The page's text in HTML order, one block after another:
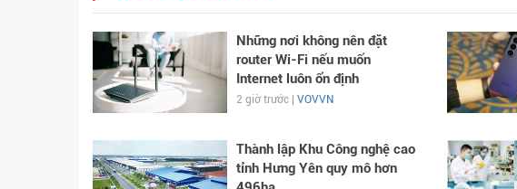
Những nơi không nên đặt
router Wi-Fi nếu muốn
Internet luôn ổn định
2 giờ trước | VOVVN
Thành lập Khu Công nghệ cao
tỉnh Hưng Yên quy mô hơn